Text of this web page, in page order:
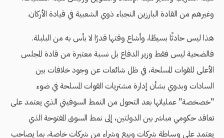
وغيرهم من القادة البارزين النجباء ذوي الشعبية في قيادة الأركان.
هذا ليس حادثًا بسيطًا، وأشاع وقتها قدرًا لا بأس به من البلبلة.
فالضحية ليس فقط وزير الدفاع بل نسبة معتبرة من قادة المجلس
الأعلى للقوات المسلحة، في ظل شائعات عن وجود خلافات بين
السادات وبدوي بشأن إدارة مشتريات القوات المسلحة في ضوء
"خصخصة" عملياتها بعد التحول من النمط السوفيتي الذي يعتمد على
تعاقد حكومي مباشر بين الدولتين، إلى نمط السوق المفتوحة الذي
يعتمد على وساطة شركات وبيع وشراء من شركات خاصة، بما يصاحب